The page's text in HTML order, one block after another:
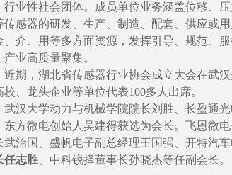
行业性社会团体。成员单位业务涵盖位移、
传感器的研发、生产、制造、配套、供应或
、介、用等多方面资源，发挥引导、规范、
产业高质量聚集。
近期，湖北省传感器行业协会成立大会在武
校、龙头企业等单位代表100多人出席。
武汉大学动力与机械学院院长刘胜、长盈通
东方微电创始人吴建得获选为会长。飞恩微
武治国、盛帆电子副总经理王国强、开特汽
任志胜 、中科锐择董事长孙晓杰等任副会长。